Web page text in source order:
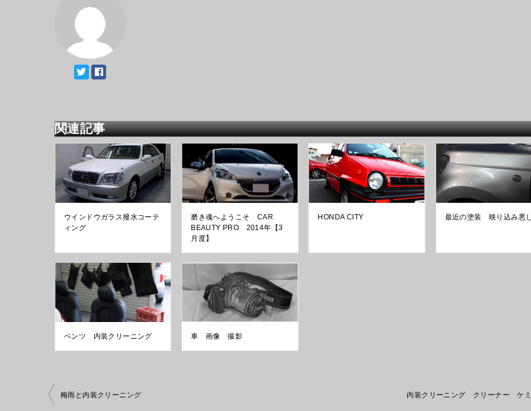
関連記事
ウインドウガラス撥水コーテ
ィング
磨き魂へようこそ CAR
BEAUTY PRO 2014年【3
月度】
HONDA CITY 最近の塗装 映り込み悪
ベンツ 内装クリーニング 車 画像 撮影
投
稿
梅雨と内装クリーニング 内装クリーニング クリーナー ケ